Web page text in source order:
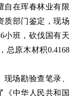
自在珲春林业有限
质部门鉴定，现场
小班，砍伐国有天
总原木材积0.4168
场勘验查笔录、
《中华人民共和国